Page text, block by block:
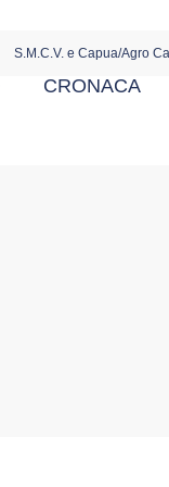
S.M.C.V. e Capua/Agro
CRONACA